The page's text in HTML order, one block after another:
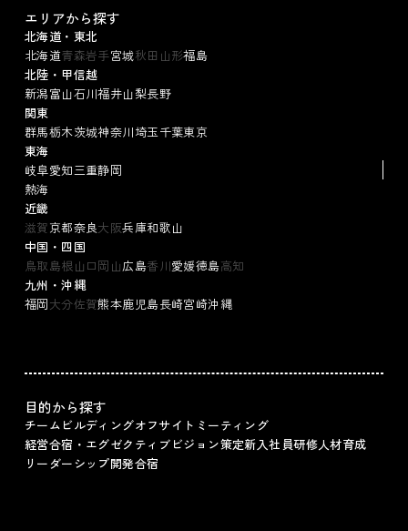
エリアから探す
北海道・東北
北海道青森岩手宮城秋田 山形福島
北陸・甲信越
新潟富山石川福井山梨長野
関東
群馬栃木茨城神奈川埼玉千葉東京
東海
岐阜愛知三重静岡
熱海
近畿
滋賀京都奈良大阪兵庫和歌山
中国・四国
鳥取島根 山口岡山広島香川愛媛徳島高知
九州・沖縄
福岡大分佐賀熊本鹿児島長崎宮崎沖縄
目的から探す
チームビルディングオフサイトミーティング
経営合宿・エグゼクティブ ビジョン策定新入社員研修人材育成
リーダーシップ開発合宿